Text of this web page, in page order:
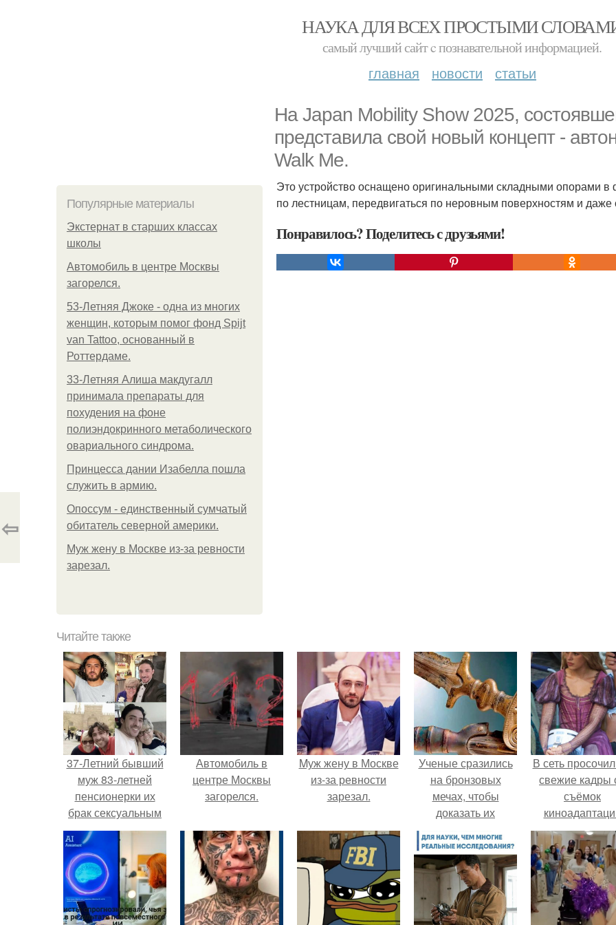
НАУКА ДЛЯ ВСЕХ ПРОСТЫМИ
самый лучший сайт c познавательной информацией.
главная новости статьи
На Japan Mobility Show 2025,
представила свой новый концепт -
Walk Me.
Популярные материалы
Экстернат в старших классах
школы
Автомобиль в центре Москвы
загорелся.
53-Летняя Джоке - одна из многих
женщин, которым помог фонд Spijt
van Tattoo, основанный в
Роттердаме.
33-Летняя Алиша макдугалл
принимала препараты для
похудения на фоне
полиэндокринного метаболического
овариального синдрома.
Принцесса дании Изабелла пошла
служить в армию.
Опоссум - единственный сумчатый
обитатель северной америки.
Mуж жену в Москве из-за ревности
зарезал.
Это устройство оснащено оригинальными складными опорами
по лестницам, передвигаться по неровным поверхностям и даже
Понравилось? Поделитесь с друзьями!
⇦
Читайте также
37-Летний бывший
муж 83-летней
пенсионерки их
брак сексуальным
рабством назвал.
Автомобиль в
центре Москвы
загорелся.
Mуж жену в Москве
из-за ревности
зарезал.
Ученые сразились
на бронзовых
мечах, чтобы
доказать их
В сеть
свежие кадры
съёмок
"Рапунцель", и
внимание
моментально
оказалось
приковано к
крофт.